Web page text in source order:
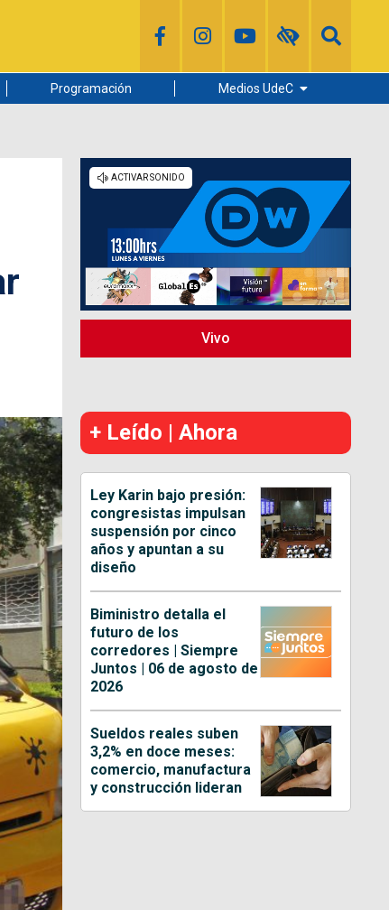
Programación Medios UdeC
Radio UdeC
Noticias UdeC
La Discusión
Vivo
+ Leído | Ahora
Ley Karin bajo presión:
congresistas impulsan
suspensión por cinco
años y apuntan a su
diseño
Biministro detalla el
futuro de los
corredores | Siempre
Juntos | 06 de agosto de
2026
Sueldos reales suben
3,2% en doce meses:
comercio, manufactura
y construcción lideran